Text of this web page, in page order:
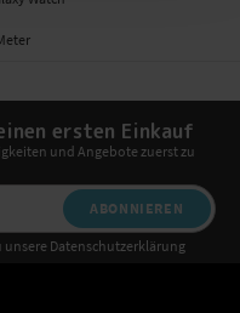
ersten Einkauf
und Angebote zuerst zu
ABONNIEREN
Datenschutzerklärung